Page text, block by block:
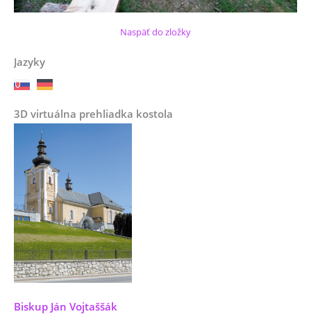
Naspäť do zložky
Jazyky
3D virtuálna prehliadka kostola
Biskup Ján Vojtaššák